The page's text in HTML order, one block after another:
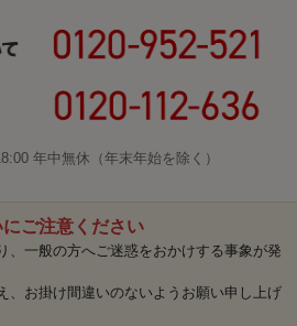
年中無休（年末年始を除く）
ご注意ください
、一般の方へご迷惑をおかけする事象が発
、お掛け間違いのないようお願い申し上げ